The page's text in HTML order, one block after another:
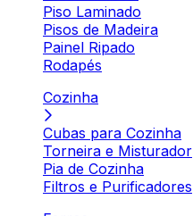
Piso Laminado
Pisos de Madeira
Painel Ripado
Rodapés
Cozinha
Cubas para Cozinha
Torneira e Misturador
Pia de Cozinha
Filtros e Purificadores